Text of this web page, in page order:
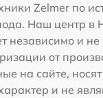
Zelmer по
Наш центр в
независимо и не
от
на сайте,
и не